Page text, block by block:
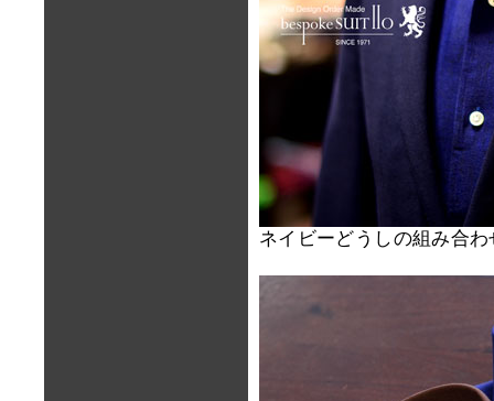
ネイビーどうしの組み合